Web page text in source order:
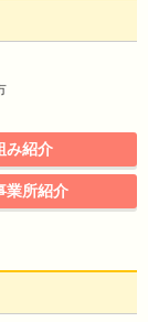
み紹介
業所紹介